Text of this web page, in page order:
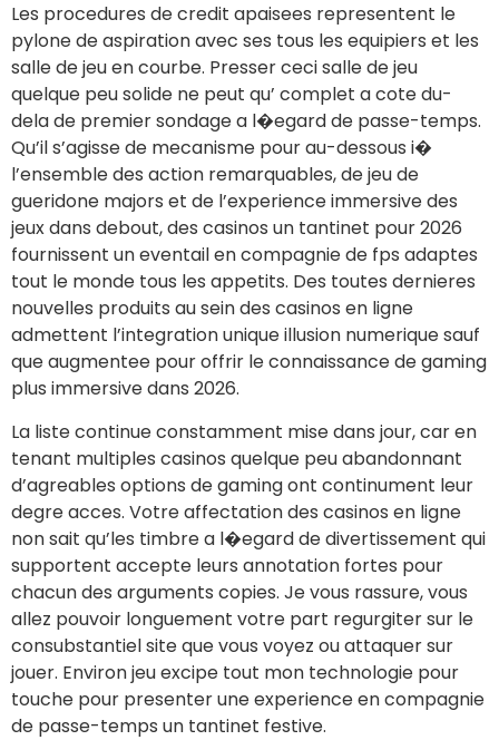
Les procedures de credit apaisees representent le
pylone de aspiration avec ses tous les equipiers et les
salle de jeu en courbe. Presser ceci salle de jeu
quelque peu solide ne peut qu’ complet a cote du-
dela de premier sondage a l�egard de passe-temps.
Qu’il s’agisse de mecanisme pour au-dessous i�
l’ensemble des action remarquables, de jeu de
gueridone majors et de l’experience immersive des
jeux dans debout, des casinos un tantinet pour 2026
fournissent un eventail en compagnie de fps adaptes
tout le monde tous les appetits. Des toutes dernieres
nouvelles produits au sein des casinos en ligne
admettent l’integration unique illusion numerique sauf
que augmentee pour offrir le connaissance de gaming
plus immersive dans 2026.
La liste continue constamment mise dans jour, car en
tenant multiples casinos quelque peu abandonnant
d’agreables options de gaming ont continument leur
degre acces. Votre affectation des casinos en ligne
non sait qu’les timbre a l�egard de divertissement qui
supportent accepte leurs annotation fortes pour
chacun des arguments copies. Je vous rassure, vous
allez pouvoir longuement votre part regurgiter sur le
consubstantiel site que vous voyez ou attaquer sur
jouer. Environ jeu excipe tout mon technologie pour
touche pour presenter une experience en compagnie
de passe-temps un tantinet festive.